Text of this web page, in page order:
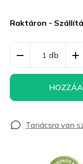
Raktáron -